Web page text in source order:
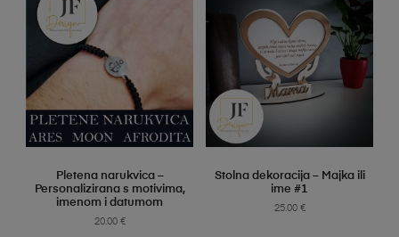
SELECT OPTIONS
Pletena narukvica –
Personalizirana s motivima,
imenom i datumom
20.00 €
SELECT OPTIONS
Stolna dekoracija – Majka ili
ime #1
25.00 €